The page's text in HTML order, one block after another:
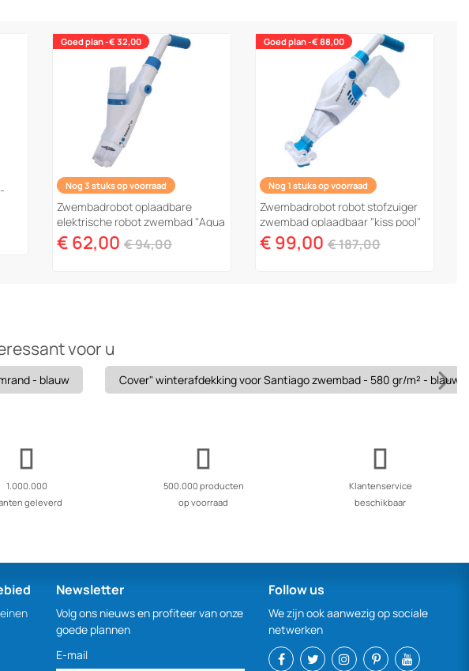
Goed plan -€ 32,00
Nog 3 stuks op voorraad
Zwembadrobot oplaadbare
elektrische robot zwembad "Aqua
Jack 100"
€ 62,00 € 94,00
Goed plan -€ 88,00
Nog 1 stuks op voorraad
Zwembadrobot robot stofzuiger
zwembad oplaadbaar "kiss pool"
€ 99,00 € 187,00
voor u
- blauw Cover" winterafdekking voor Santiago zwembad - 580 gr/m² - blauw
1.000.000
geleverd
500.000 producten
op voorraad
Klantenservice
beschikbaar
Newsletter
Volg ons nieuws en profiteer van onze
goede plannen
E-mail
Follow us
We zijn ook aanwezig op sociale
netwerken